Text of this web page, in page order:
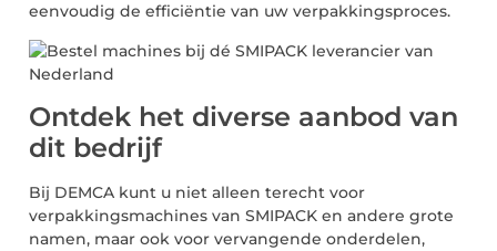
eenvoudig de efficiëntie van uw verpakkingsproces.
Ontdek het diverse aanbod van
dit bedrijf
Bij DEMCA kunt u niet alleen terecht voor
verpakkingsmachines van SMIPACK en andere grote
namen, maar ook voor vervangende onderdelen,